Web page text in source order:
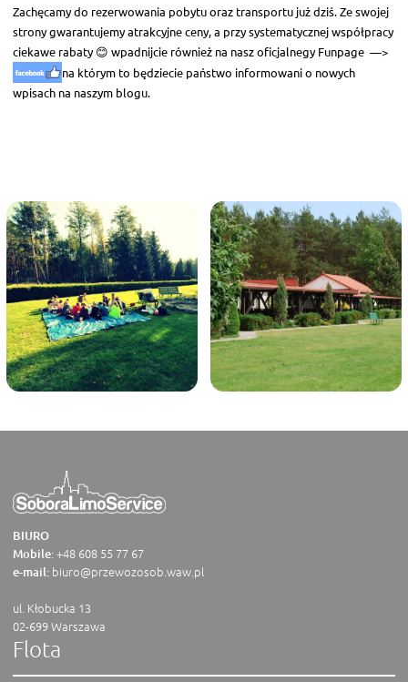
Zachęcamy do rezerwowania pobytu oraz transportu już dziś. Ze swojej
strony gwarantujemy atrakcyjne ceny, a przy systematycznej współpracy
ciekawe rabaty 😊 wpadnijcie również na nasz oficjalnegy Funpage —>
na którym to będziecie państwo informowani o nowych
wpisach na naszym blogu.
BIURO
Mobile:+48 608 55 77 67
e-mail: biuro@przewozosob.waw.pl
ul. Kłobucka 13
02-699 Warszawa
Flota